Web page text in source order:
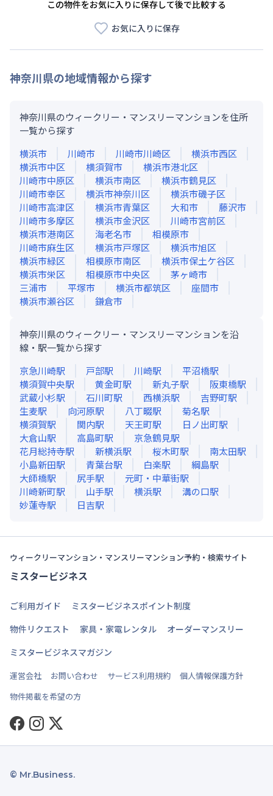
この物件をお気に入りに保存して後で比較する
お気に入りに保存
神奈川県の地域情報から探す
神奈川県のウィークリー・マンスリーマンションを住所
一覧から探す
横浜市
川崎市 川崎市川崎区
横浜市西区
横浜市中区
横須賀市
横浜市港北区
川崎市中原区
横浜市南区
横浜市鶴見区
川崎市幸区
横浜市神奈川区
横浜市磯子区
川崎市高津区
横浜市青葉区 大和市
藤沢市
川崎市多摩区
横浜市金沢区
川崎市宮前区
横浜市港南区
海老名市
相模原市
川崎市麻生区
横浜市戸塚区
横浜市旭区
横浜市緑区
相模原市南区
横浜市保土ケ谷区
横浜市栄区
相模原市中央区
茅ヶ崎市
三浦市
平塚市 横浜市都筑区
座間市
横浜市瀬谷区
鎌倉市
神奈川県のウィークリー・マンスリーマンションを沿
線・駅一覧から探す
京急川崎駅 戸部駅 川崎駅 平沼橋駅
横須賀中央駅 黄金町駅 新丸子駅 阪東橋駅
武蔵小杉駅 石川町駅 西横浜駅 吉野町駅
生麦駅 向河原駅 八丁畷駅 菊名駅
横須賀駅 関内駅 天王町駅 日ノ出町駅
大倉山駅 高島町駅 京急鶴見駅
花月総持寺駅 新横浜駅 桜木町駅 南太田駅
小島新田駅 青葉台駅 白楽駅 綱島駅
大師橋駅 尻手駅 元町・中華街駅
川崎新町駅 山手駅 横浜駅 溝の口駅
妙蓮寺駅 日吉駅
ウィークリーマンション・マンスリーマンション予約・検索サイト
ミスタービジネス
ご利用ガイド
ミスタービジネスポイント制度
物件リクエスト
家具・家電レンタル
オーダーマンスリー
ミスタービジネスマガジン
運営会社 お問い合わせ サービス利用規約
個人情報保護方針
物件掲載を希望の方
Facebook
Instagram
Twitter
© Mr.Business.